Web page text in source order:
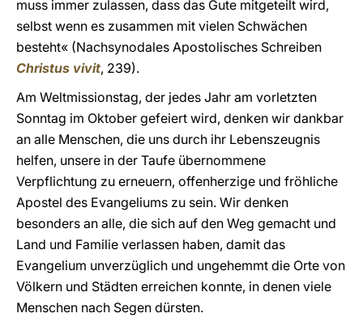
muss immer zulassen, dass das Gute mitgeteilt wird,
selbst wenn es zusammen mit vielen Schwächen
besteht« (Nachsynodales Apostolisches Schreiben
Christus vivit, 239).
Am Weltmissionstag, der jedes Jahr am vorletzten
Sonntag im Oktober gefeiert wird, denken wir dankbar
an alle Menschen, die uns durch ihr Lebenszeugnis
helfen, unsere in der Taufe übernommene
Verpflichtung zu erneuern, offenherzige und fröhliche
Apostel des Evangeliums zu sein. Wir denken
besonders an alle, die sich auf den Weg gemacht und
Land und Familie verlassen haben, damit das
Evangelium unverzüglich und ungehemmt die Orte von
Völkern und Städten erreichen konnte, in denen viele
Menschen nach Segen dürsten.